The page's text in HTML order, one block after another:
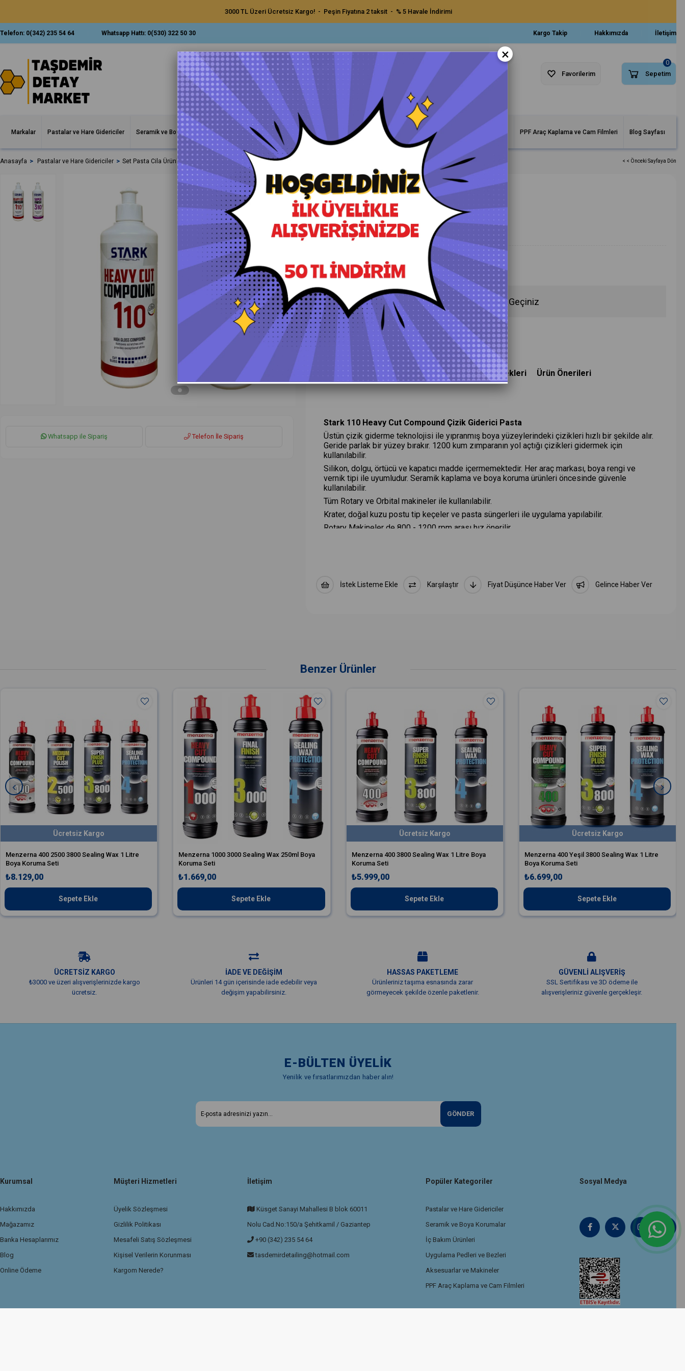
3000 TL Üzeri Ücretsiz Kargo! - Peşin Fiyatına 2 taksit - % 5 Havale İndirimi
Telefon: 0(342) 235 54 64 Whatsapp Hattı: 0(530) 322 50 30 Kargo Takip Hakkımızda İletişim
Sepetim
0
Favorilerim
Markalar Pastalar ve Hare Gidericiler Seramik ve Boya Korumalar İç Bakım Ürünleri Dış Bakım Ürünleri Uygulama Pedleri ve Bezler Aksesuarlar ve Makineler PPF Araç Kaplama ve Cam Filmleri Blog Sayfası
Anasayfa Pastalar ve Hare Gidericiler Set Pasta Cila Ürünleri Stark 110+310 500ml Boya Koruma Seti < < Önceki Sayfaya Dön
Whatsapp ile Sipariş Telefon İle Sipariş
Stark 110+310 500ml Boya Koruma Seti
Orijinal Ürün - Yetkili Satıcı - Hızlı Kargo
₺1.650,00
Havale ile Ödeme
₺1.567,50
Daha Fazla Set Pasta Cila Ürünleri
Lütfen İletişime Geçiniz
Ürün Özellikleri Yorumlar(0) Ödeme Seçenekleri Ürün Önerileri
Stark 110 Heavy Cut Compound Çizik Giderici Pasta
Üstün çizik giderme teknolojisi ile yıpranmış boya yüzeylerindeki çizikleri hızlı bir şekilde alır.
Geride parlak bir yüzey bırakır. 1200 kum zımparanın yol açtığı çizikleri gidermek için
kullanılabilir.
Silikon, dolgu, örtücü ve kapatıcı madde içermemektedir. Her araç markası, boya rengi ve
vernik tipi ile uyumludur. Seramik kaplama ve boya koruma ürünleri öncesinde güvenle
kullanılabilir.
Tüm Rotary ve Orbital makineler ile kullanılabilir.
Krater, doğal kuzu postu tip keçeler ve pasta süngerleri ile uygulama yapılabilir.
Rotary Makineler de 800 - 1200 rpm arası hız önerilir.
İçerdiği mikro aşındırıcılar ile taze, çizilmeye dayanıklı ya da konvansiyonel şeffaf kat
Tüm Rotary ve Orbital makinelerde hare giderici süngerler ile kullanılır.
İstek Listeme Ekle Karşılaştır Fiyat Düşünce Haber Ver Gelince Haber Ver
Benzer Ürünler
Menzerna 400 2500 3800 Sealing Wax 1 Litre
Boya Koruma Seti
₺8.129,00
Sepete Ekle
Ücretsiz Kargo
Menzerna 1000 3000 Sealing Wax 250ml Boya
Koruma Seti
₺1.669,00
Sepete Ekle
Menzerna 400 3800 Sealing Wax 1 Litre Boya
Koruma Seti
₺5.999,00
Sepete Ekle
Ücretsiz Kargo
Menzerna 400 Yeşil 3800 Sealing Wax 1 Litre
Boya Koruma Seti
₺6.699,00
Sepete Ekle
Ücretsiz Kargo
ÜCRETSİZ KARGO
₺3000 ve üzeri alışverişlerinizde kargo
ücretsiz.
İADE VE DEĞİŞİM
Ürünleri 14 gün içerisinde iade edebilir veya
değişim yapabilirsiniz.
HASSAS PAKETLEME
Ürünleriniz taşıma esnasında zarar
görmeyecek şekilde özenle paketlenir.
GÜVENLİ ALIŞVERİŞ
SSL Sertifikası ve 3D ödeme ile
alışverişleriniz güvenle gerçekleşir.
E-BÜLTEN ÜYELİK
Yenilik ve fırsatlarımızdan haber alın!
GÖNDER
Kurumsal
Hakkımızda
Mağazamız
Banka Hesaplarımız
Blog
Online Ödeme
Müşteri Hizmetleri
Üyelik Sözleşmesi
Gizlilik Politikası
Mesafeli Satış Sözleşmesi
Kişisel Verilerin Korunması
Kargom Nerede?
İletişim
Küsget Sanayi Mahallesi B blok 60011
Nolu Cad.No:150/a Şehitkamil / Gaziantep
+90 (342) 235 54 64
tasdemirdetailing@hotmail.com
Popüler Kategoriler
Pastalar ve Hare Gidericiler
Seramik ve Boya Korumalar
İç Bakım Ürünleri
Uygulama Pedleri ve Bezleri
Aksesuarlar ve Makineler
PPF Araç Kaplama ve Cam Filmleri
Sosyal Medya
×